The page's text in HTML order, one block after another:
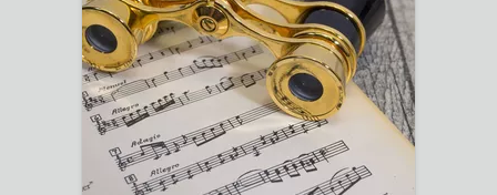
53 Reisen gefunden